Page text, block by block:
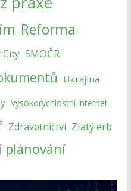
Reforma
City SMOČR
Ukrajina
Vysokorychlostní internet
Zdravotnictví Zlatý erb
plánování